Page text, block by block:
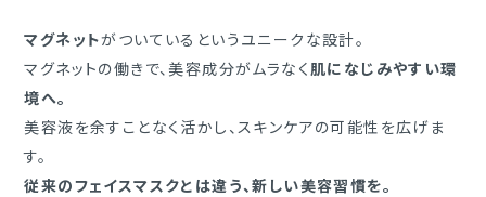
マグネットがついているというユニークな設計。
マグネットの働きで、美容成分がムラなく 肌になじみやすい環
境へ。
美容液を余すことなく活かし、スキンケアの可能性を広げま
す。
従来のフェイスマスクとは違う、新しい美容習慣を。